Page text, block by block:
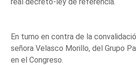
En turno en contra de la
señora Velasco Morillo, del Grupo
en el Congreso.